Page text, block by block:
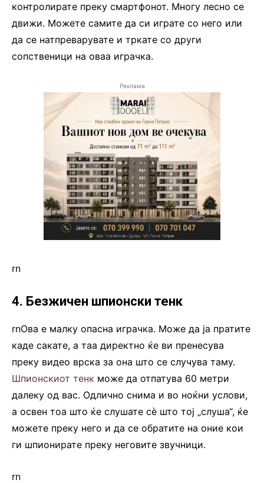
контролирате преку смартфонот. Многу лесно се
движи. Можете самите да си играте со него или
да се натпреварувате и тркате со други
сопственици на оваа играчка.
Реклама
rn
4. Безжичен шпионски тенк
rnОва е малку опасна играчка. Може да ја пратите
каде сакате, а таа директно ќе ви пренесува
преку видео врска за она што се случува таму.
Шпионскиот тенк може да отпатува 60 метри
далеку од вас. Одлично снима и во ноќни услови,
а освен тоа што ќе слушате сè што тој „слуша“, ќе
можете преку него и да се обратите на оние кои
ги шпионирате преку неговите звучници.
rn